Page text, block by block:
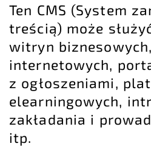
Ten CMS (System
treścią) może
witryn
internetowych,
z ogłoszeniami,
elearningowych,
zakładania i
itp.